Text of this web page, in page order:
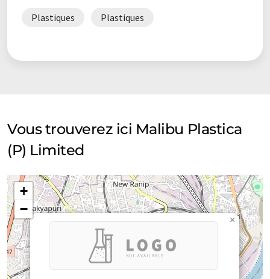
Plastiques Plastiques
Vous trouverez ici Malibu Plastica
(P) Limited
×
+
−